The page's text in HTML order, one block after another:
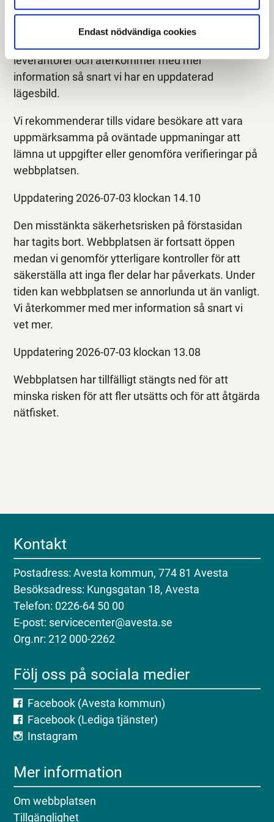
Endast nödvändiga cookies
begränsad funktionalitet.
leverantörer och återkommer med mer
information så snart vi har en uppdaterad
lägesbild.
Vi rekommenderar tills vidare besökare att vara
uppmärksamma på oväntade uppmaningar att
lämna ut uppgifter eller genomföra verifieringar på
webbplatsen.
Uppdatering 2026-07-03 klockan 14.10
Den misstänkta säkerhetsrisken på förstasidan
har tagits bort. Webbplatsen är fortsatt öppen
medan vi genomför ytterligare kontroller för att
säkerställa att inga fler delar har påverkats. Under
tiden kan webbplatsen se annorlunda ut än vanligt.
Vi återkommer med mer information så snart vi
vet mer.
Uppdatering 2026-07-03 klockan 13.08
Webbplatsen har tillfälligt stängts ned för att
minska risken för att fler utsätts och för att åtgärda
nätfisket.
Kontakt
Postadress: Avesta kommun, 774 81 Avesta
Besöksadress: Kungsgatan 18, Avesta
Telefon: 0226-64 50 00
E-post: servicecenter@avesta.se
Org.nr: 212 000-2262
Följ oss på sociala medier
Facebook (Avesta kommun)
Facebook (Lediga tjänster)
Instagram
Mer information
Om webbplatsen
Tillgänglighet